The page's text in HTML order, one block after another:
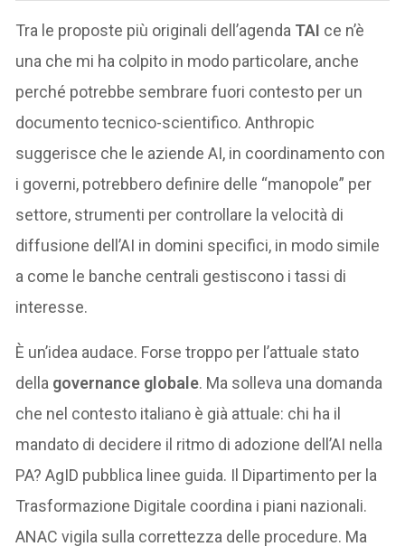
Tra le proposte più originali dell’agenda TAI ce n’è
una che mi ha colpito in modo particolare, anche
perché potrebbe sembrare fuori contesto per un
documento tecnico-scientifico. Anthropic
suggerisce che le aziende AI, in coordinamento con
i governi, potrebbero definire delle “manopole” per
settore, strumenti per controllare la velocità di
diffusione dell’AI in domini specifici, in modo simile
a come le banche centrali gestiscono i tassi di
interesse.
È un’idea audace. Forse troppo per l’attuale stato
della governance globale. Ma solleva una domanda
che nel contesto italiano è già attuale: chi ha il
mandato di decidere il ritmo di adozione dell’AI nella
PA? AgID pubblica linee guida. Il Dipartimento per la
Trasformazione Digitale coordina i piani nazionali.
ANAC vigila sulla correttezza delle procedure. Ma